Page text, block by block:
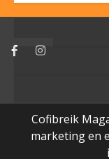
FacebookInstagram
Cofibreik
marketing en